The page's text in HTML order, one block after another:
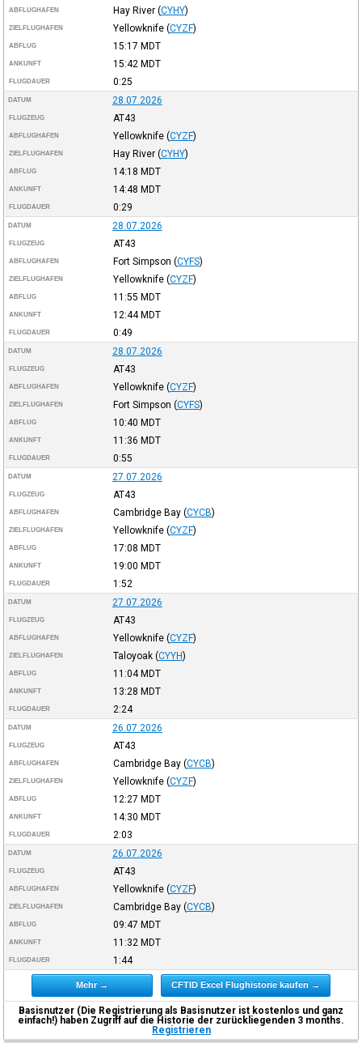
ABFLUGHAFEN Hay River (CYHY)
ZIELFLUGHAFEN Yellowknife (CYZF)
ABFLUG 15:17 MDT
ANKUNFT 15:42 MDT
FLUGDAUER 0:25
DATUM 28.07.2026
FLUGZEUG AT43
ABFLUGHAFEN Yellowknife (CYZF)
ZIELFLUGHAFEN Hay River (CYHY)
ABFLUG 14:18 MDT
ANKUNFT 14:48 MDT
FLUGDAUER 0:29
DATUM 28.07.2026
FLUGZEUG AT43
ABFLUGHAFEN Fort Simpson (CYFS)
ZIELFLUGHAFEN Yellowknife (CYZF)
ABFLUG 11:55 MDT
ANKUNFT 12:44 MDT
FLUGDAUER 0:49
DATUM 28.07.2026
FLUGZEUG AT43
ABFLUGHAFEN Yellowknife (CYZF)
ZIELFLUGHAFEN Fort Simpson (CYFS)
ABFLUG 10:40 MDT
ANKUNFT 11:36 MDT
FLUGDAUER 0:55
DATUM 27.07.2026
FLUGZEUG AT43
ABFLUGHAFEN Cambridge Bay (CYCB)
ZIELFLUGHAFEN Yellowknife (CYZF)
ABFLUG 17:08 MDT
ANKUNFT 19:00 MDT
FLUGDAUER 1:52
DATUM 27.07.2026
FLUGZEUG AT43
ABFLUGHAFEN Yellowknife (CYZF)
ZIELFLUGHAFEN Taloyoak (CYYH)
ABFLUG 11:04 MDT
ANKUNFT 13:28 MDT
FLUGDAUER 2:24
DATUM 26.07.2026
FLUGZEUG AT43
ABFLUGHAFEN Cambridge Bay (CYCB)
ZIELFLUGHAFEN Yellowknife (CYZF)
ABFLUG 12:27 MDT
ANKUNFT 14:30 MDT
FLUGDAUER 2:03
DATUM 26.07.2026
FLUGZEUG AT43
ABFLUGHAFEN Yellowknife (CYZF)
ZIELFLUGHAFEN Cambridge Bay (CYCB)
ABFLUG 09:47 MDT
ANKUNFT 11:32 MDT
FLUGDAUER 1:44
Mehr → CFTID Excel Flughistorie kaufen →
Basisnutzer (Die Registrierung als Basisnutzer ist kostenlos und ganz
einfach!) haben Zugriff auf die Historie der zurückliegenden 3 months.
Registrieren